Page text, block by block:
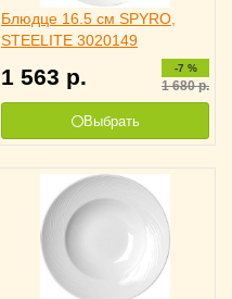
Блюдце 16.5 см SPYRO,
STEELITE 3020149
1 563 р. -7 %
1 680р.
Выбрать